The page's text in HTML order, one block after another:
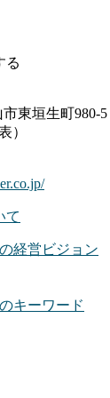
る
東垣生町980-5
）
て
経営ビジョン
キーワード